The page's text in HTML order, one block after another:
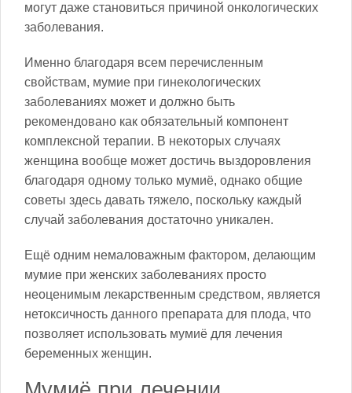
могут даже становиться причиной онкологических
заболевания.
Именно благодаря всем перечисленным
свойствам, мумие при гинекологических
заболеваниях может и должно быть
рекомендовано как обязательный компонент
комплексной терапии. В некоторых случаях
женщина вообще может достичь выздоровления
благодаря одному только мумиё, однако общие
советы здесь давать тяжело, поскольку каждый
случай заболевания достаточно уникален.
Ещё одним немаловажным фактором, делающим
мумие при женских заболеваниях просто
неоценимым лекарственным средством, является
нетоксичность данного препарата для плода, что
позволяет использовать мумиё для лечения
беременных женщин.